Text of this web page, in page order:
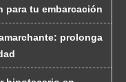
para tu embarcación
prolonga